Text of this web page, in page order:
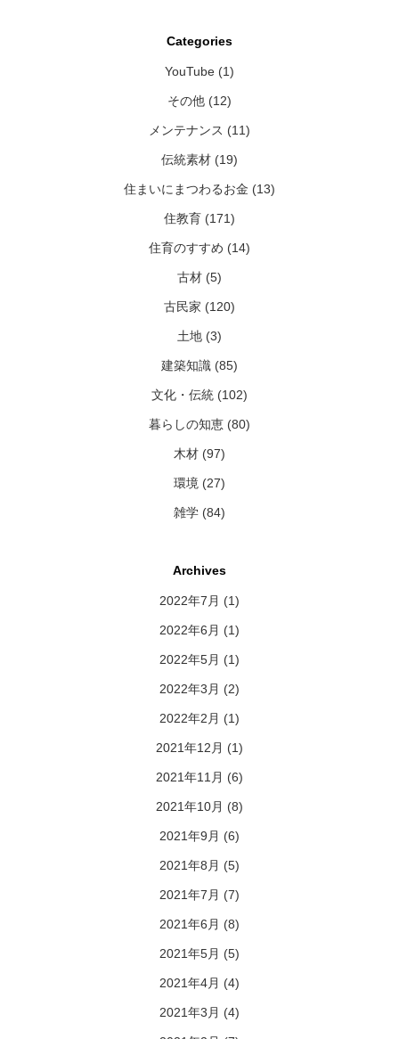
Categories
YouTube (1)
その他 (12)
メンテナンス (11)
伝統素材 (19)
住まいにまつわるお金 (13)
住教育 (171)
住育のすすめ (14)
古材 (5)
古民家 (120)
土地 (3)
建築知識 (85)
文化・伝統 (102)
暮らしの知恵 (80)
木材 (97)
環境 (27)
雑学 (84)
Archives
2022年7月 (1)
2022年6月 (1)
2022年5月 (1)
2022年3月 (2)
2022年2月 (1)
2021年12月 (1)
2021年11月 (6)
2021年10月 (8)
2021年9月 (6)
2021年8月 (5)
2021年7月 (7)
2021年6月 (8)
2021年5月 (5)
2021年4月 (4)
2021年3月 (4)